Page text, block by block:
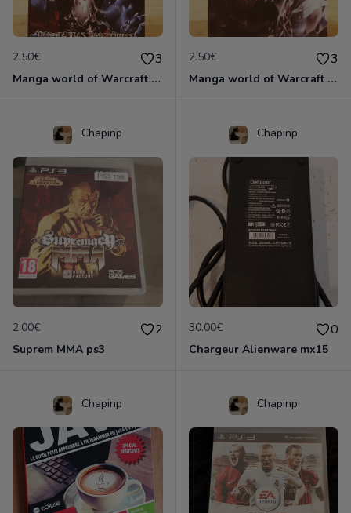
2.50€ 3
Manga world of Warcraft puit solaire
2.50€ 3
Manga world of Warcraft puits solaire
Chapinp
2.00€ 2
Suprem MMA ps3
Chapinp
30.00€ 0
Chargeur Alienware mx15
Chapinp Chapinp